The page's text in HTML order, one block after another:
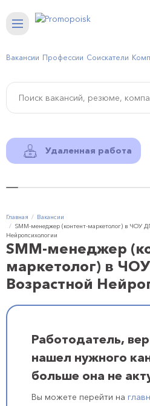
Вакансии Профессии Соискатели
Удаленная работа
Главная
Вакансии
SMM-менеджер (контент-маркетолог) в ЧОУ
Нейропсихологии
SMM-менеджер
маркетолог) в
Возрастной
Работодатель,
нашел нужного
больше она не
Вы можете перейти на